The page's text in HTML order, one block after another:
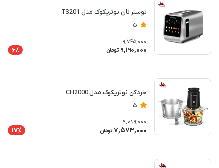
توستر نان نوتریکوک مدل TS201
5
9,745,000
9,190,000 تومان 6٪
خردکن نوتریکوک مدل CH2000
5
9,089,000
7,573,000 تومان 17٪